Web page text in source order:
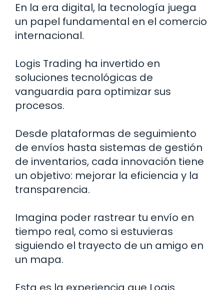
En la era digital, la tecnología juega
un papel fundamental en el comercio
internacional.
Logis Trading ha invertido en
soluciones tecnológicas de
vanguardia para optimizar sus
procesos.
Desde plataformas de seguimiento
de envíos hasta sistemas de gestión
de inventarios, cada innovación tiene
un objetivo: mejorar la eficiencia y la
transparencia.
Imagina poder rastrear tu envío en
tiempo real, como si estuvieras
siguiendo el trayecto de un amigo en
un mapa.